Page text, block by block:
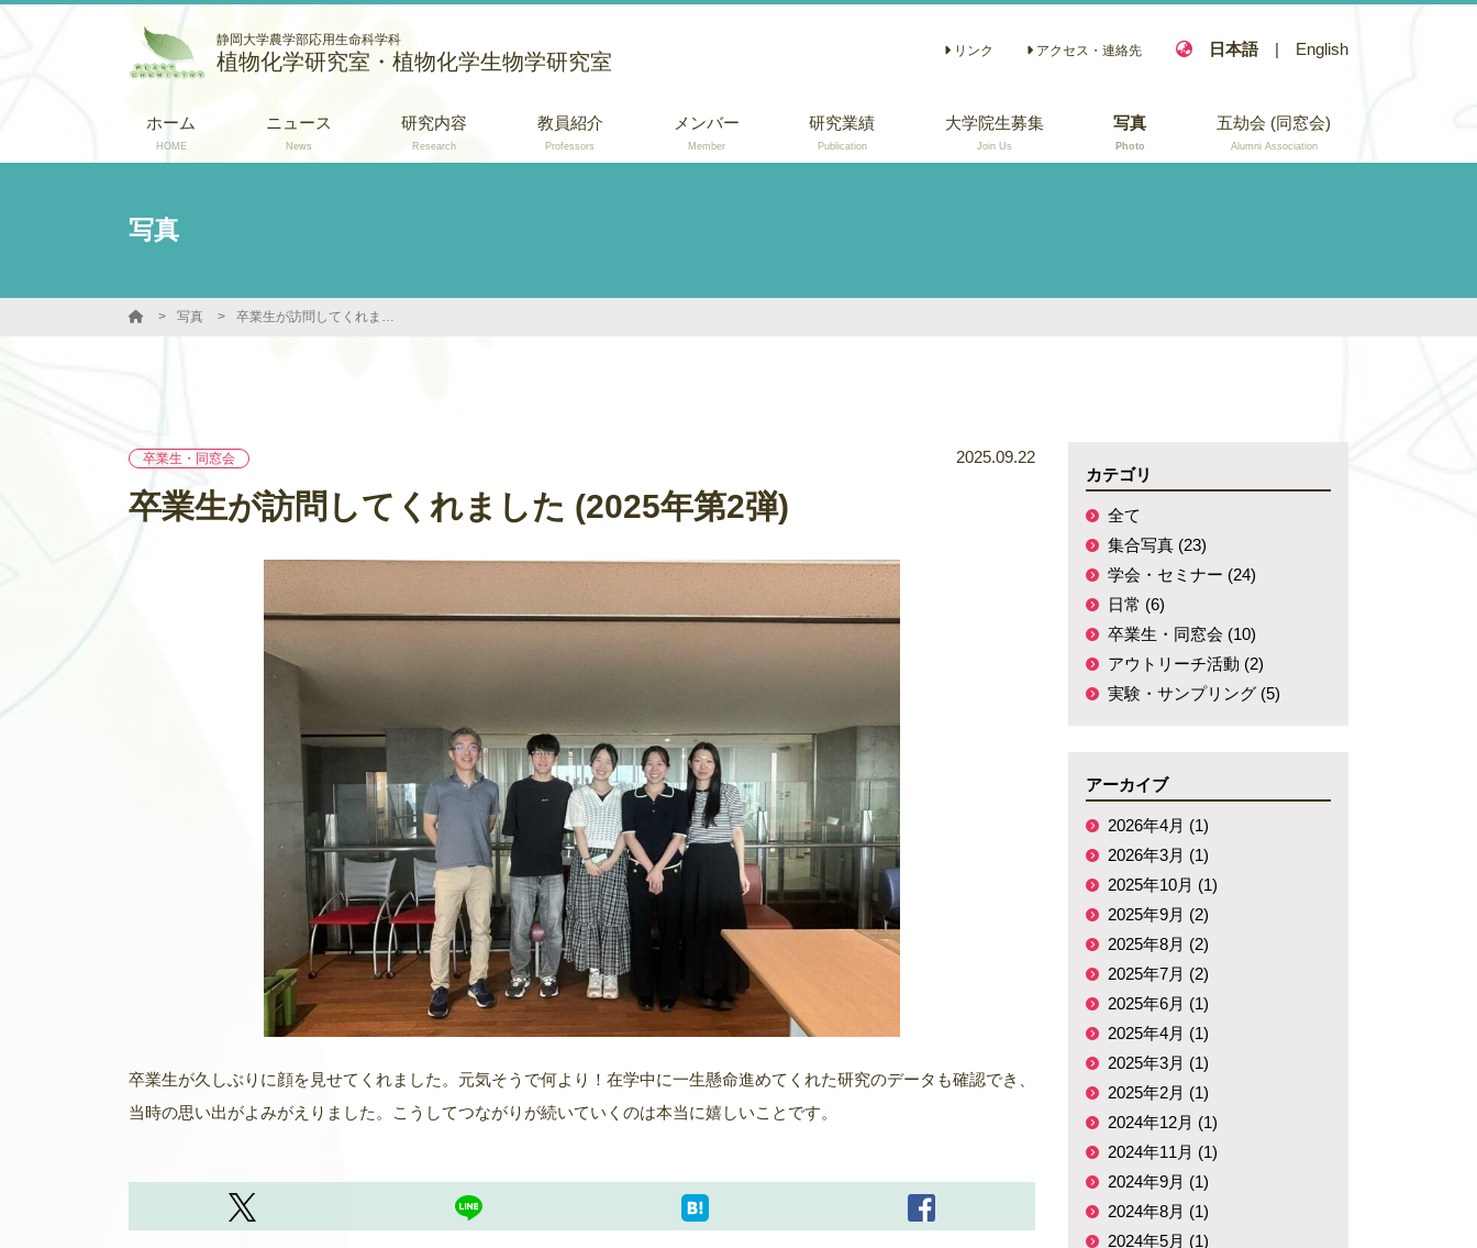
静岡大学農学部応用生命科学科
植物化学研究室・植物化学生物学研究室 リンク アクセス・連絡先 日本語 | English
ホーム
HOME
ニュース
News
研究内容
Research
教員紹介
Professors
メンバー
Member
研究業績
Publication
大学院生募集
Join Us
写真
Photo
五劫会 (同窓会)
Alumni Association
写真
写真 卒業生が訪問してくれました (2025年第2弾)
卒業生・同窓会 2025.09.22
卒業生が訪問してくれました (2025年第2弾)
卒業生が久しぶりに顔を見せてくれました。元気そうで何より！在学中に一生懸命進めてくれた研究のデータも確認でき、
当時の思い出がよみがえりました。こうしてつながりが続いていくのは本当に嬉しいことです。
カテゴリ
全て
集合写真 (23)
学会・セミナー (24)
日常 (6)
卒業生・同窓会 (10)
アウトリーチ活動 (2)
実験・サンプリング (5)
アーカイブ
2026年4月 (1)
2026年3月 (1)
2025年10月 (1)
2025年9月 (2)
2025年8月 (2)
2025年7月 (2)
2025年6月 (1)
2025年4月 (1)
2025年3月 (1)
2025年2月 (1)
2024年12月 (1)
2024年11月 (1)
2024年9月 (1)
2024年8月 (1)
2024年5月 (1)